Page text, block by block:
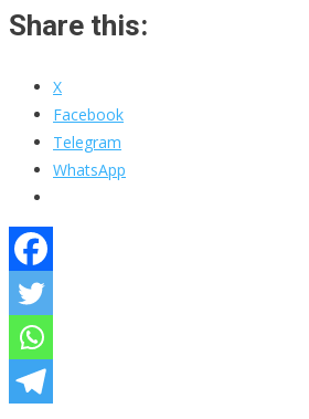
Share this:
X
Facebook
Telegram
WhatsApp